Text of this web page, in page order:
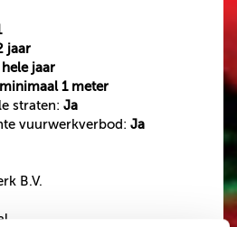
jaar
hele jaar
minimaal 1 meter
straten: Ja
vuurwerkverbod: Ja
B.V.